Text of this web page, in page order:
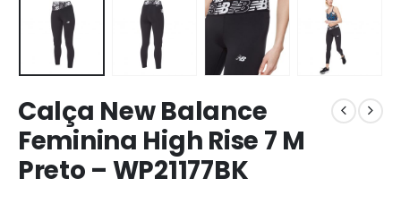
Calça New Balance
Feminina High Rise 7 M
Preto – WP21177BK